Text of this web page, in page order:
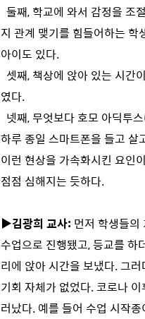
둘째, 학교에 와서 감정을 조
지 관계 맺기를 힘들어하는
아이도 있다.
셋째, 책상에 앉아 있는 시간
였다.
넷째, 무엇보다 호모 아딕투
하루 종일 스마트폰을 들고 살
이런 현상을 가속화시킨 요인
점점 심해지는 듯하다.
▶김광희 교사: 먼저 학생들의
수업으로 진행됐고, 등교를 하
리에 앉아 시간을 보냈다. 그
기회 자체가 없었다. 코로나
러났다. 예를 들어 수업 시작